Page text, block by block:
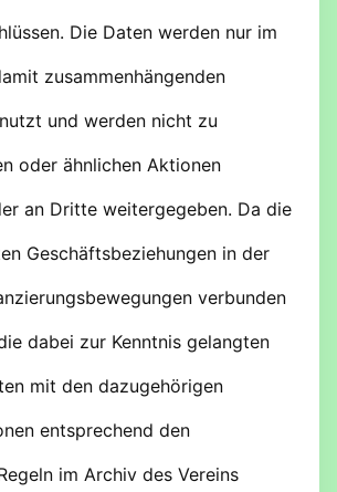
Die Daten werden nur im
zusammenhängenden
und werden nicht zu
oder ähnlichen Aktionen
an Dritte weitergegeben. Da die
Geschäftsbeziehungen in der
verbunden
dabei zur Kenntnis gelangten
mit den dazugehörigen
entsprechend den
im Archiv des Vereins